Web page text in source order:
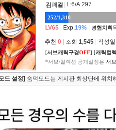
김괘걸 L:6/A:297
252/1,310
LV65 Exp.19% 경험치획
추천 0 조회 1,545 작성
[서브캐릭구경OFF] [캐릭컬
*서브/컬렉션 공개설정은 서
드 설정] 숨덕모드는 게시판 최상단에 위치